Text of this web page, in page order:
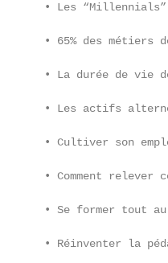
• Les
• 65% des métiers
• La durée de vie
• Les actifs
• Cultiver son
• Comment relever
• Se former tout
• Réinventer la